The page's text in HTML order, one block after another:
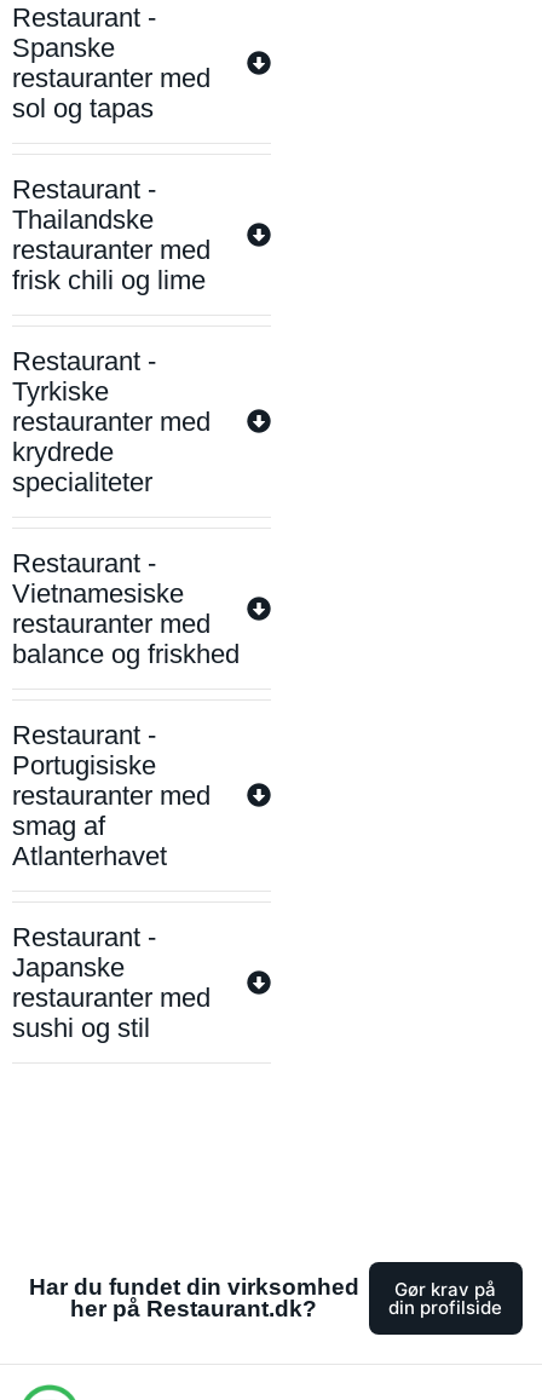
Restaurant -
Spanske
restauranter med
sol og tapas
Restaurant -
Thailandske
restauranter med
frisk chili og lime
Restaurant -
Tyrkiske
restauranter med
krydrede
specialiteter
Restaurant -
Vietnamesiske
restauranter med
balance og friskhed
Restaurant -
Portugisiske
restauranter med
smag af
Atlanterhavet
Restaurant -
Japanske
restauranter med
sushi og stil
Har du fundet din virksomhed
her på Restaurant.dk?
Gør krav på
din profilside